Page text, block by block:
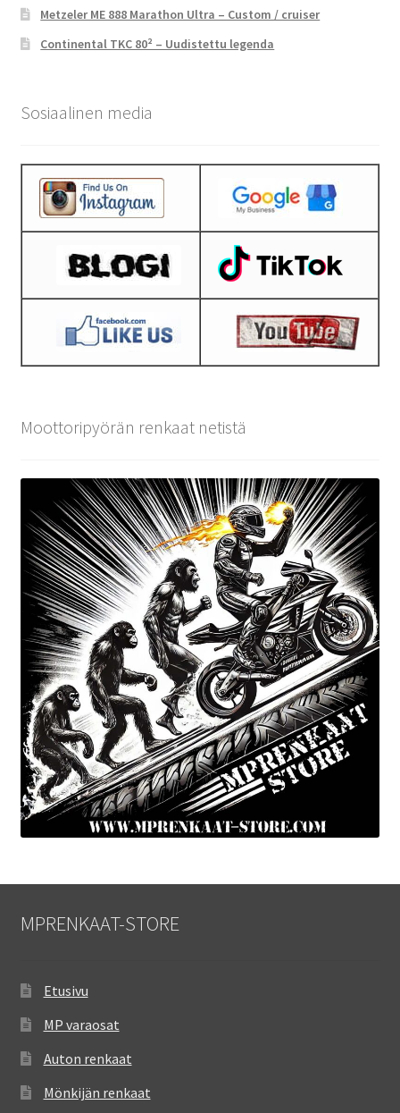
Metzeler ME 888 Marathon Ultra – Custom / cruiser
Continental TKC 80² – Uudistettu legenda
Sosiaalinen media
Moottoripyörän renkaat netistä
MPRENKAAT-STORE
Etusivu
MP varaosat
Auton renkaat
Mönkijän renkaat